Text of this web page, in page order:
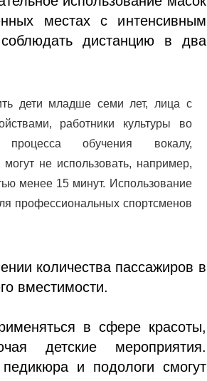
местах с интенсивным
дистанцию в два
дети младше семи лет, лица с
работники культуры во
обучения вокалу,
не использовать, например,
менее 15 минут. Использование
профессиональных спортсменов
количества пассажиров в
вместимости.
в сфере красоты,
детские мероприятия.
и подологи смогут